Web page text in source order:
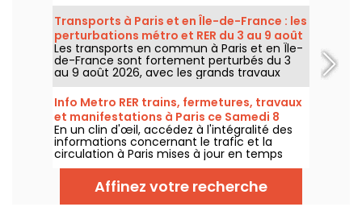
températures vont progressivement baisser
avant le retour d’un temps plus chaud et
ensoleillé pour le week-end.
Transports à Paris et en Île-de-France : les
perturbations métro et RER du 3 au 9 août
2026
Les transports en commun à Paris et en Île-
de-France sont fortement perturbés du 3
au 9 août 2026, avec les grands travaux
d'été qui impactent très durement
certaines lignes, selon la RATP et SNCF.
Info Metro RER trains, fermetures, travaux
et manifestations à Paris ce Samedi 8
août 2026
En un clin d'œil, accédez à l'intégralité des
informations concernant le trafic et la
circulation à Paris mises à jour en temps
réel. Metro RER et Transilien de la RATP,
travaux, circulation, grands évènements et
manifestations, on vous donne toutes les
informations pratiques à connaître avant de
Affinez votre recherche